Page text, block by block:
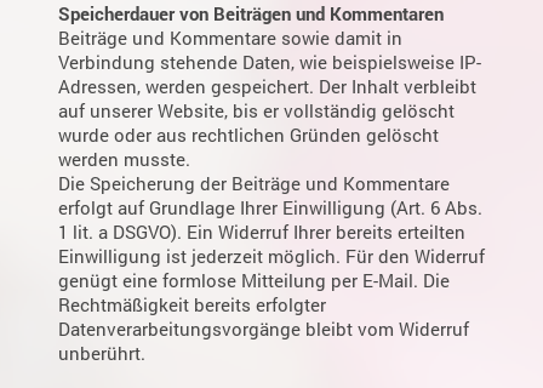
Speicherdauer von Beiträgen und Kommentaren
Beiträge und Kommentare sowie damit in
Verbindung stehende Daten, wie beispielsweise IP-
Adressen, werden gespeichert. Der Inhalt verbleibt
auf unserer Website, bis er vollständig gelöscht
wurde oder aus rechtlichen Gründen gelöscht
werden musste.
Die Speicherung der Beiträge und Kommentare
erfolgt auf Grundlage Ihrer Einwilligung (Art. 6 Abs.
1 lit. a DSGVO). Ein Widerruf Ihrer bereits erteilten
Einwilligung ist jederzeit möglich. Für den Widerruf
genügt eine formlose Mitteilung per E-Mail. Die
Rechtmäßigkeit bereits erfolgter
Datenverarbeitungsvorgänge bleibt vom Widerruf
unberührt.